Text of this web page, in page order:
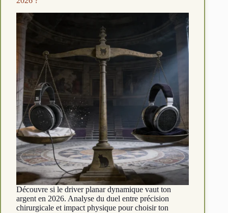
Découvre si le driver planar dynamique vaut ton
argent en 2026. Analyse du duel entre précision
chirurgicale et impact physique pour choisir ton